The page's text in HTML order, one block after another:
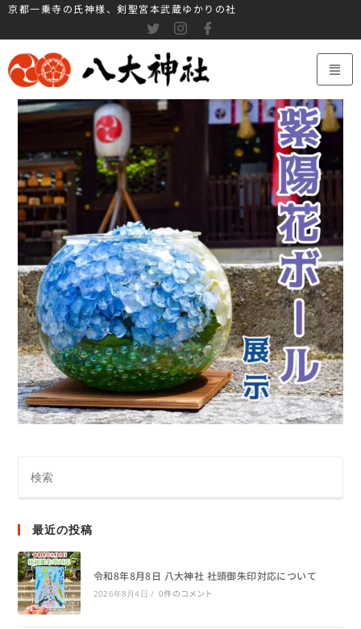
京都一乗寺の氏神様、剣聖宮本武蔵ゆかりの社
最近の投稿
令和8年8月8日 八大神社 社頭御朱印対応について
2026年8月4日 / 0件のコメント